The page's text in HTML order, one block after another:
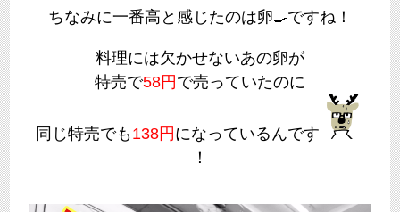
ちなみに一番高と感じたのは卵🍳ですね！
料理には欠かせないあの卵が
特売で58円 で売っていたのに
同じ特売でも138円 になっているんです
！